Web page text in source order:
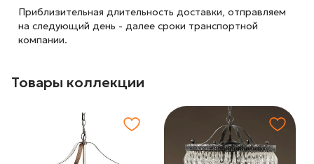
Приблизительная длительность доставки, отправляем
на следующий день - далее сроки транспортной
компании.
Товары коллекции